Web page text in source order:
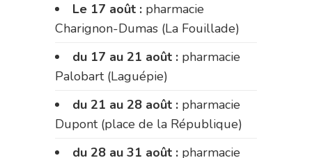
Le 17 août : pharmacie
Charignon-Dumas (La Fouillade)
du 17 au 21 août : pharmacie
Palobart (Laguépie)
du 21 au 28 août : pharmacie
Dupont (place de la République)
du 28 au 31 août : pharmacie